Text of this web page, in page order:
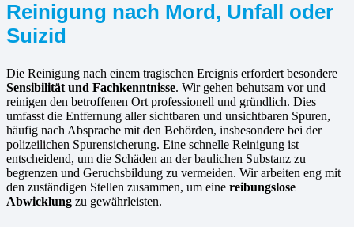
Reinigung nach Mord, Unfall oder
Suizid
Die Reinigung nach einem tragischen Ereignis erfordert besondere
Sensibilität und Fachkenntnisse. Wir gehen behutsam vor und
reinigen den betroffenen Ort professionell und gründlich. Dies
umfasst die Entfernung aller sichtbaren und unsichtbaren Spuren,
häufig nach Absprache mit den Behörden, insbesondere bei der
polizeilichen Spurensicherung. Eine schnelle Reinigung ist
entscheidend, um die Schäden an der baulichen Substanz zu
begrenzen und Geruchsbildung zu vermeiden. Wir arbeiten eng mit
den zuständigen Stellen zusammen, um eine reibungslose
Abwicklung zu gewährleisten.